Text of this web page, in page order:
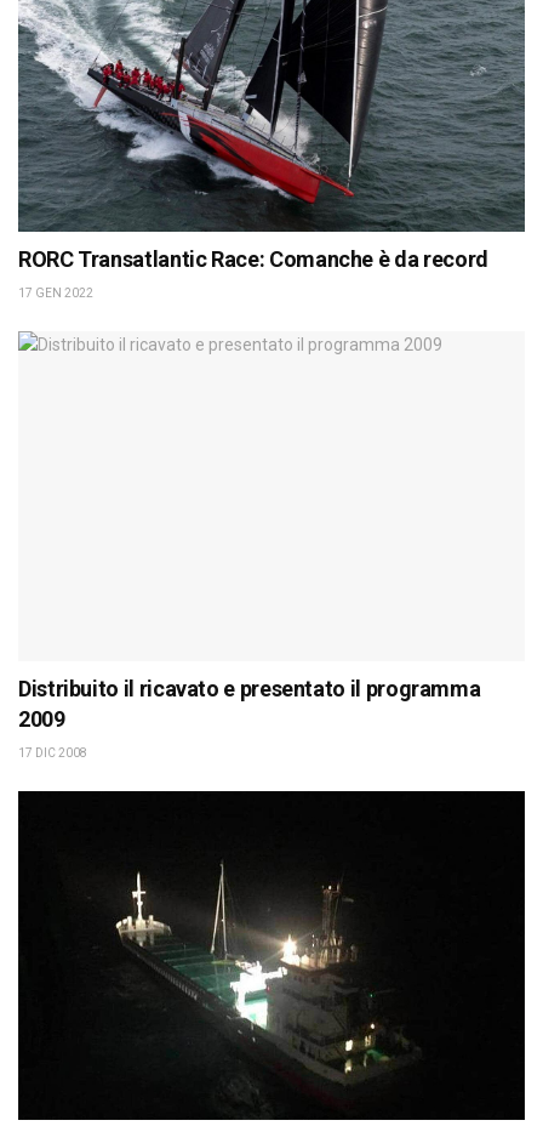
RORC Transatlantic Race: Comanche è da record
17 GEN 2022
Distribuito il ricavato e presentato il programma
2009
17 DIC 2008